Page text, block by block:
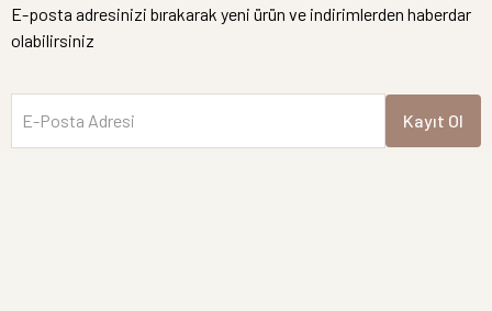
E-posta adresinizi bırakarak yeni ürün ve indirimlerden haberdar
olabilirsiniz
E-Posta Adresi Kayıt Ol